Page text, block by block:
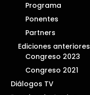
Programa
Ponentes
Partners
Ediciones anteriores
Congreso 2023
Congreso 2021
Diálogos TV